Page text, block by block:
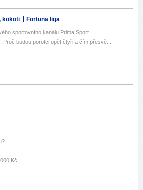
kokoti Fortuna liga
sportovního kanálu Prima Sport
Proč budou porotci opět čtyři a čím přesvě...
Kč